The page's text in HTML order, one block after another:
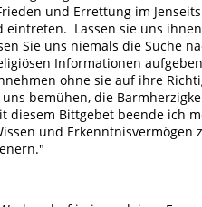
und Errettung im
Lassen sie uns
Sie uns niemals die Suche
Informationen
ohne sie auf ihre
bemühen, die
diesem Bittgebet beende ich
und Erkenntnisvermögen